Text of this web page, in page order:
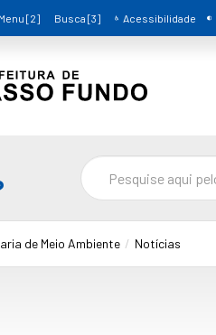
Menu [2] Busca [3] Acessibilidade
de Meio Ambiente Notícias